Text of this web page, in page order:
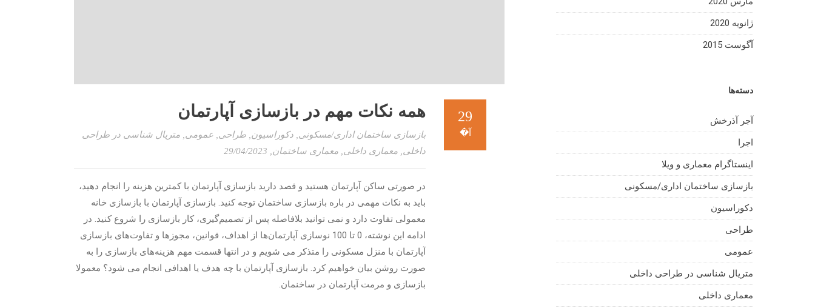
29
آ�
همه نکات مهم در بازسازی آپارتمان
بازسازی ساختمان اداری/مسکونی, دکوراسیون, طراحی, عمومی, متریال شناسی در طراحی
داخلی, معماری داخلی, معماری ساختمان, 29/04/2023
در صورتی ساکن آپارتمان هستید و قصد دارید بازسازی آپارتمان با کمترین هزینه را انجام دهید،
باید به نکات مهمی در باره بازسازی ساختمان توجه کنید. بازسازی آپارتمان با بازسازی خانه‌
معمولی تفاوت دارد و نمی توانید بلافاصله پس از تصمیم‌گیری، کار بازسازی را شروع کنید. در
ادامه این نوشته، 0 تا 100 نوسازی آپارتمان‌ها از اهداف، قوانین، مجوزها و تفاوت‌های بازسازی
آپارتمان با منزل مسکونی را متذکر می شویم و در انتها قسمت مهم هزینه‌های بازسازی را به
صورت روشن بیان خواهیم کرد. بازسازی آپارتمان با چه هدف یا اهدافی انجام می شود؟ معمولا
بازسازی و مرمت آپارتمان در ساخنمان.
ژانویه 2020
آگوست 2015
دسته‌ها
آجر آذرخش
اجرا
اینستاگرام معماری و ویلا
بازسازی ساختمان اداری/مسکونی
دکوراسیون
طراحی
عمومی
متریال شناسی در طراحی داخلی
معماری داخلی